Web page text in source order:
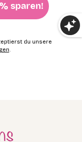
sparen!
du unsere
.